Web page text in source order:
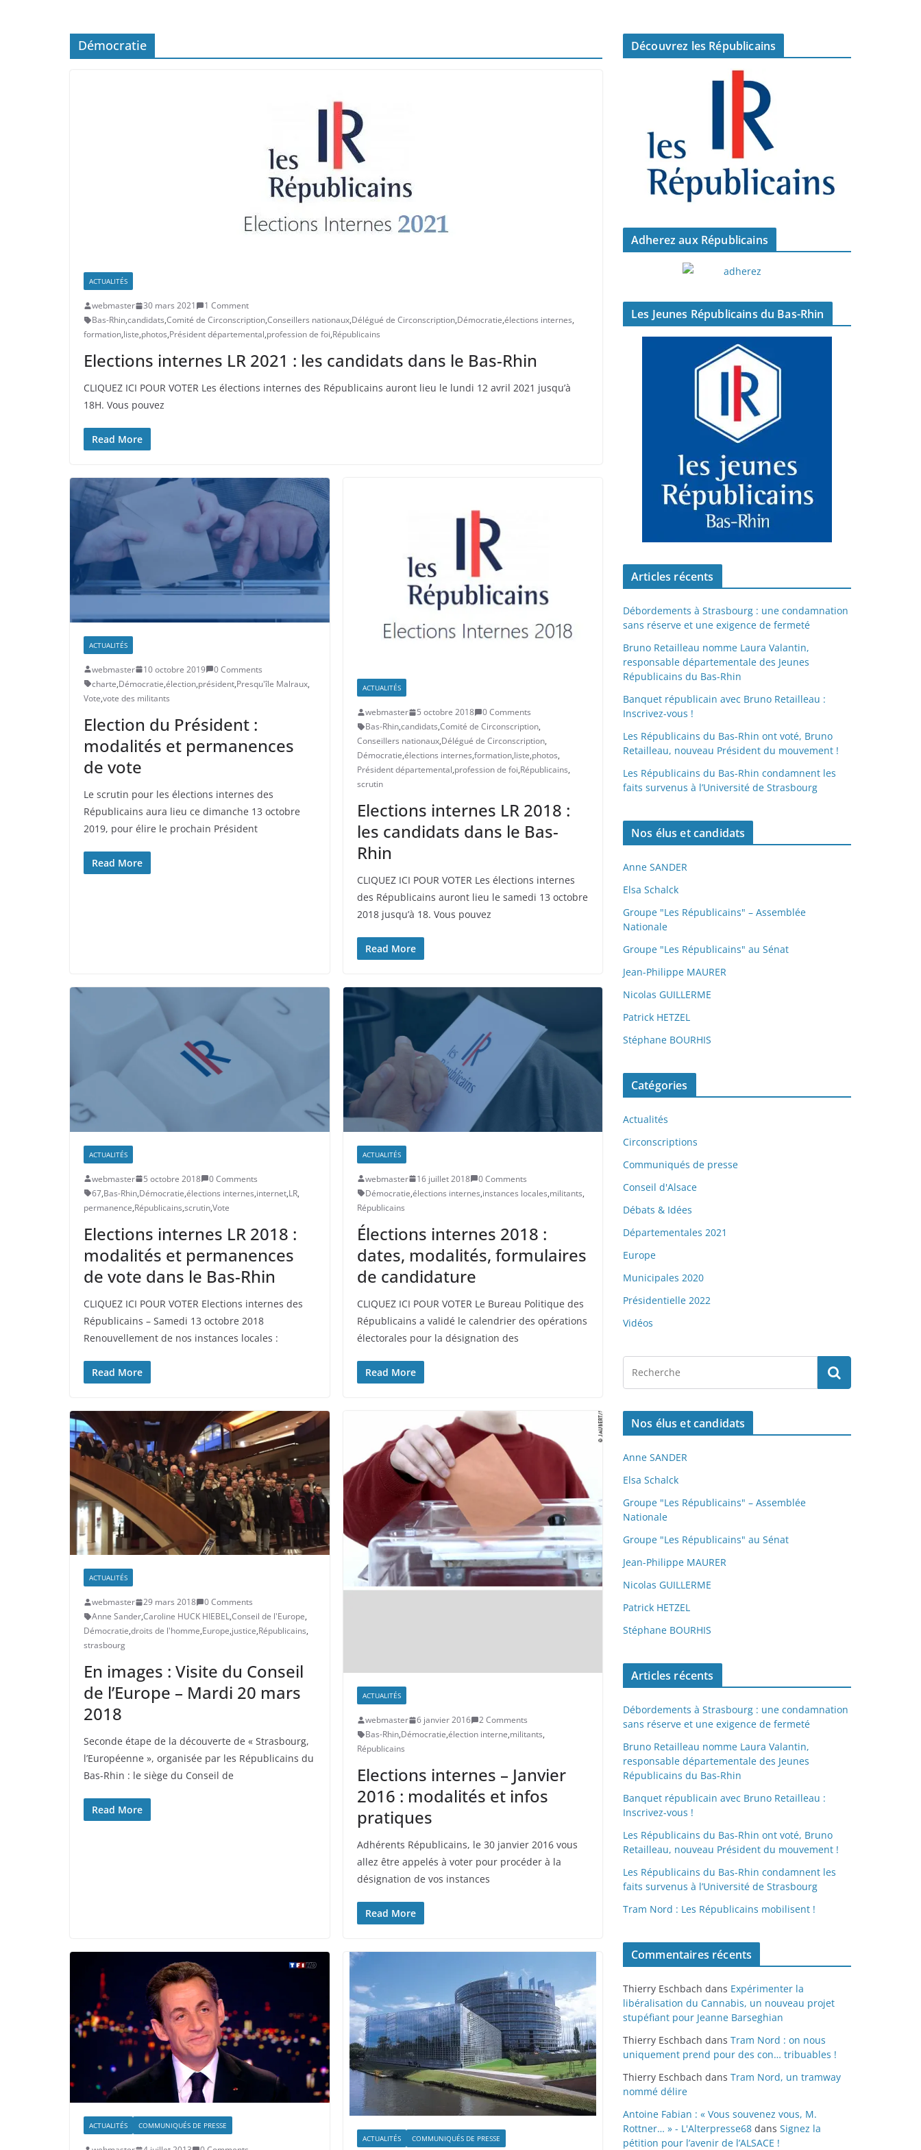
Démocratie
ACTUALITÉS
webmaster 30 mars 2021
1 Comment
Bas-Rhin,candidats,Comité de Circonscription,Conseillers nationaux,Délégué de Circonscription,Démocratie,élections internes,
formation,liste,photos,Président départemental,profession de foi,Républicains
Elections internes LR 2021 : les candidats dans le Bas-Rhin
CLIQUEZ ICI POUR VOTER Les élections internes des Républicains auront lieu le lundi 12 avril 2021 jusqu’à
18H. Vous pouvez
Read More
ACTUALITÉS
webmaster 10 octobre 2019
0 Comments
charte,Démocratie,élection,président,Presqu'île Malraux,
Vote,vote des militants
Election du Président :
modalités et permanences
de vote
Le scrutin pour les élections internes des
Républicains aura lieu ce dimanche 13 octobre
2019, pour élire le prochain Président
Read More
ACTUALITÉS
webmaster 5 octobre 2018
0 Comments
Bas-Rhin,candidats,Comité de Circonscription,
Conseillers nationaux,Délégué de Circonscription,
Démocratie,élections internes,formation,liste,photos,
Président départemental,profession de foi,Républicains,
scrutin
Elections internes LR 2018 :
les candidats dans le Bas-
Rhin
CLIQUEZ ICI POUR VOTER Les élections internes
des Républicains auront lieu le samedi 13 octobre
2018 jusqu’à 18. Vous pouvez
Read More
ACTUALITÉS
webmaster 5 octobre 2018
0 Comments
67,Bas-Rhin,Démocratie,élections internes,internet,LR,
permanence,Républicains,scrutin,Vote
Elections internes LR 2018 :
modalités et permanences
de vote dans le Bas-Rhin
CLIQUEZ ICI POUR VOTER Elections internes des
Républicains – Samedi 13 octobre 2018
Renouvellement de nos instances locales :
Read More
ACTUALITÉS
webmaster 16 juillet 2018
0 Comments
Démocratie,élections internes,instances locales,militants,
Républicains
Élections internes 2018 :
dates, modalités, formulaires
de candidature
CLIQUEZ ICI POUR VOTER Le Bureau Politique des
Républicains a validé le calendrier des opérations
électorales pour la désignation des
Read More
ACTUALITÉS
webmaster 29 mars 2018
0 Comments
Anne Sander,Caroline HUCK HIEBEL,Conseil de l'Europe,
Démocratie,droits de l'homme,Europe,justice,Républicains,
strasbourg
En images : Visite du Conseil
de l’Europe – Mardi 20 mars
2018
Seconde étape de la découverte de « Strasbourg,
l’Européenne », organisée par les Républicains du
Bas-Rhin : le siège du Conseil de
Read More
ACTUALITÉS
webmaster 6 janvier 2016
2 Comments
Bas-Rhin,Démocratie,élection interne,militants,
Républicains
Elections internes – Janvier
2016 : modalités et infos
pratiques
Adhérents Républicains, le 30 janvier 2016 vous
allez être appelés à voter pour procéder à la
désignation de vos instances
Read More
ACTUALITÉS COMMUNIQUÉS DE PRESSE
ACTUALITÉS COMMUNIQUÉS DE PRESSE
Découvrez les Républicains
Adherez aux Républicains
Les Jeunes Républicains du Bas-Rhin
Articles récents
Débordements à Strasbourg : une condamnation
sans réserve et une exigence de fermeté
Bruno Retailleau nomme Laura Valantin,
responsable départementale des Jeunes
Républicains du Bas-Rhin
Banquet républicain avec Bruno Retailleau :
Inscrivez-vous !
Les Républicains du Bas-Rhin ont voté, Bruno
Retailleau, nouveau Président du mouvement !
Les Républicains du Bas-Rhin condamnent les
faits survenus à l’Université de Strasbourg
Nos élus et candidats
Anne SANDER
Elsa Schalck
Groupe "Les Républicains" – Assemblée
Nationale
Groupe "Les Républicains" au Sénat
Jean-Philippe MAURER
Nicolas GUILLERME
Patrick HETZEL
Stéphane BOURHIS
Catégories
Actualités
Circonscriptions
Communiqués de presse
Conseil d'Alsace
Débats & Idées
Départementales 2021
Europe
Municipales 2020
Présidentielle 2022
Vidéos
Nos élus et candidats
Anne SANDER
Elsa Schalck
Groupe "Les Républicains" – Assemblée
Nationale
Groupe "Les Républicains" au Sénat
Jean-Philippe MAURER
Nicolas GUILLERME
Patrick HETZEL
Stéphane BOURHIS
Articles récents
Débordements à Strasbourg : une condamnation
sans réserve et une exigence de fermeté
Bruno Retailleau nomme Laura Valantin,
responsable départementale des Jeunes
Républicains du Bas-Rhin
Banquet républicain avec Bruno Retailleau :
Inscrivez-vous !
Les Républicains du Bas-Rhin ont voté, Bruno
Retailleau, nouveau Président du mouvement !
Les Républicains du Bas-Rhin condamnent les
faits survenus à l’Université de Strasbourg
Tram Nord : Les Républicains mobilisent !
Commentaires récents
Thierry Eschbach dans Expérimenter la
libéralisation du Cannabis, un nouveau projet
stupéfiant pour Jeanne Barseghian
Thierry Eschbach dans Tram Nord : on nous
uniquement prend pour des con… tribuables !
Thierry Eschbach dans Tram Nord, un tramway
nommé délire
Antoine Fabian : « Vous souvenez vous, M.
Rottner… » - L'Alterpresse68 dans Signez la
pétition pour l’avenir de l’ALSACE !